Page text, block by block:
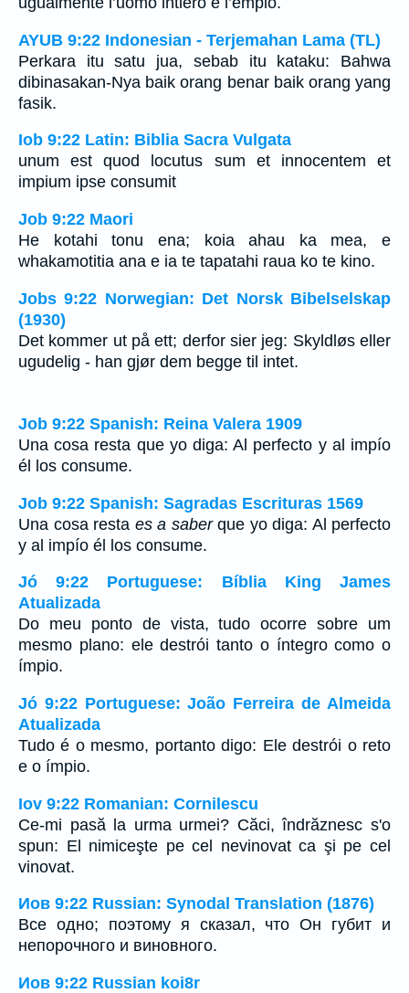
AYUB 9:22 Indonesian - Terjemahan Lama (TL)
Perkara itu satu jua, sebab itu kataku: Bahwa
dibinasakan-Nya baik orang benar baik orang yang
fasik.
Iob 9:22 Latin: Biblia Sacra Vulgata
unum est quod locutus sum et innocentem et
impium ipse consumit
Job 9:22 Maori
He kotahi tonu ena; koia ahau ka mea, e
whakamotitia ana e ia te tapatahi raua ko te kino.
Jobs 9:22 Norwegian: Det Norsk Bibelselskap
(1930)
Det kommer ut på ett; derfor sier jeg: Skyldløs eller
ugudelig - han gjør dem begge til intet.
Job 9:22 Spanish: Reina Valera 1909
Una cosa resta que yo diga: Al perfecto y al impío
él los consume.
Job 9:22 Spanish: Sagradas Escrituras 1569
Una cosa resta es a saberque yo diga: Al perfecto
y al impío él los consume.
Jó 9:22 Portuguese: Bíblia King James
Atualizada
Do meu ponto de vista, tudo ocorre sobre um
mesmo plano: ele destrói tanto o íntegro como o
ímpio.
Jó 9:22 Portuguese: João Ferreira de Almeida
Atualizada
Tudo é o mesmo, portanto digo: Ele destrói o reto
e o ímpio.
Iov 9:22 Romanian: Cornilescu
Ce-mi pasă la urma urmei? Căci, îndrăznesc s'o
spun: El nimiceşte pe cel nevinovat ca şi pe cel
vinovat.
Иов 9:22 Russian: Synodal Translation (1876)
Все одно; поэтому я сказал, что Он губит и
непорочного и виновного.
Иов 9:22 Russian koi8r